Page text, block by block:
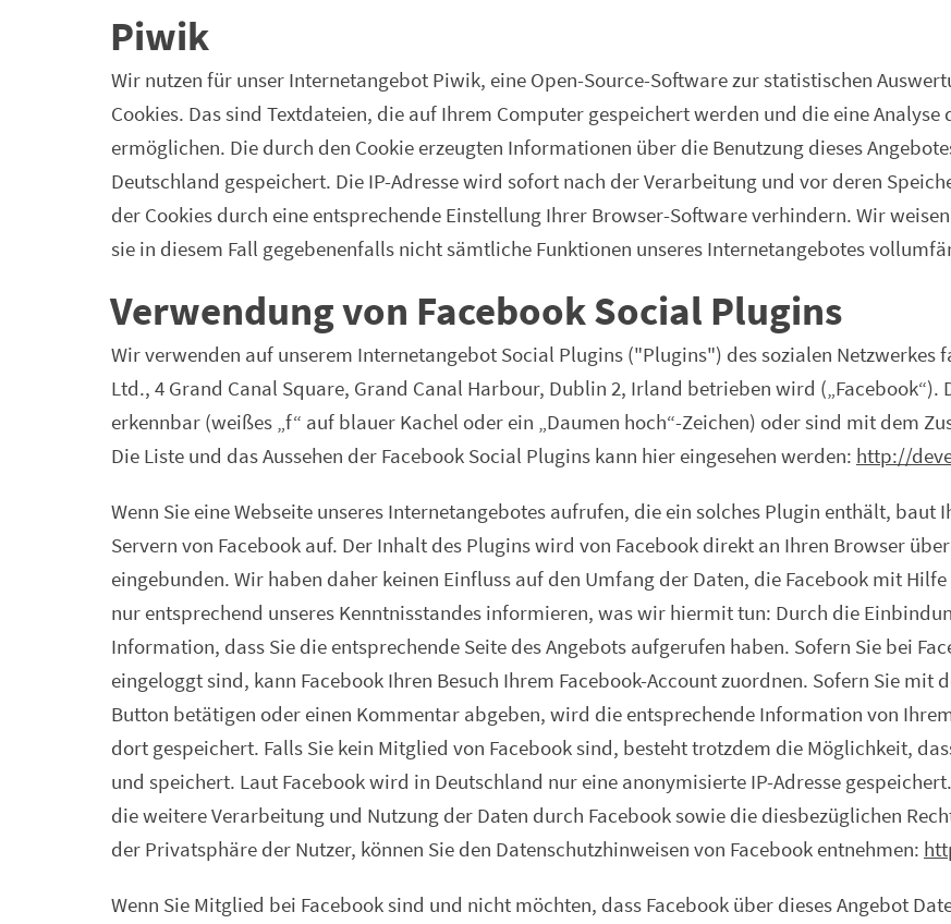
Piwik
Wir nutzen für unser Internetangebot Piwik, eine Open-Source-Software zur statistischen
Cookies. Das sind Textdateien, die auf Ihrem Computer gespeichert werden und die eine
ermöglichen. Die durch den Cookie erzeugten Informationen über die Benutzung dieses
Deutschland gespeichert. Die IP-Adresse wird sofort nach der Verarbeitung und vor deren
der Cookies durch eine entsprechende Einstellung Ihrer Browser-Software verhindern. Wir
sie in diesem Fall gegebenenfalls nicht sämtliche Funktionen unseres Internetangebotes
Verwendung von Facebook Social Plugins
Wir verwenden auf unserem Internetangebot Social Plugins ("Plugins") des sozialen Netzwerkes
Ltd., 4 Grand Canal Square, Grand Canal Harbour, Dublin 2, Irland betrieben wird („Facebook“).
erkennbar (weißes „f“ auf blauer Kachel oder ein „Daumen hoch“-Zeichen) oder sind mit dem
Die Liste und das Aussehen der Facebook Social Plugins kann hier eingesehen werden: http://
Wenn Sie eine Webseite unseres Internetangebotes aufrufen, die ein solches Plugin enthält,
Servern von Facebook auf. Der Inhalt des Plugins wird von Facebook direkt an Ihren Browser
eingebunden. Wir haben daher keinen Einfluss auf den Umfang der Daten, die Facebook mit
nur entsprechend unseres Kenntnisstandes informieren, was wir hiermit tun: Durch die
Information, dass Sie die entsprechende Seite des Angebots aufgerufen haben. Sofern Sie bei
eingeloggt sind, kann Facebook Ihren Besuch Ihrem Facebook-Account zuordnen. Sofern Sie
Button betätigen oder einen Kommentar abgeben, wird die entsprechende Information von
dort gespeichert. Falls Sie kein Mitglied von Facebook sind, besteht trotzdem die Möglichkeit,
und speichert. Laut Facebook wird in Deutschland nur eine anonymisierte IP-Adresse
die weitere Verarbeitung und Nutzung der Daten durch Facebook sowie die diesbezüglichen
der Privatsphäre der Nutzer, können Sie den Datenschutzhinweisen von Facebook entnehmen:
Wenn Sie Mitglied bei Facebook sind und nicht möchten, dass Facebook über dieses Angebot